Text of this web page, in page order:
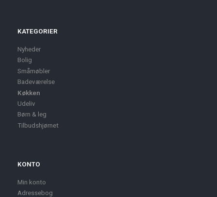
KATEGORIER
Nyheder
Bolig
Småmøbler
Badeværelse
Køkken
Udeliv
Børn & leg
Tilbudshjørnet
KONTO
Min konto
Adressebog